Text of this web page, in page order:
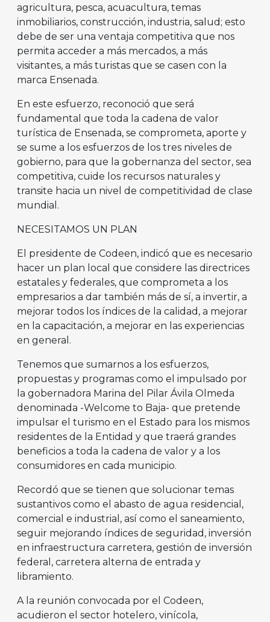
agricultura, pesca, acuacultura, temas
inmobiliarios, construcción, industria, salud; esto
debe de ser una ventaja competitiva que nos
permita acceder a más mercados, a más
visitantes, a más turistas que se casen con la
marca Ensenada.
En este esfuerzo, reconoció que será
fundamental que toda la cadena de valor
turística de Ensenada, se comprometa, aporte y
se sume a los esfuerzos de los tres niveles de
gobierno, para que la gobernanza del sector, sea
competitiva, cuide los recursos naturales y
transite hacia un nivel de competitividad de clase
mundial.
NECESITAMOS UN PLAN
El presidente de Codeen, indicó que es necesario
hacer un plan local que considere las directrices
estatales y federales, que comprometa a los
empresarios a dar también más de sí, a invertir, a
mejorar todos los índices de la calidad, a mejorar
en la capacitación, a mejorar en las experiencias
en general.
Tenemos que sumarnos a los esfuerzos,
propuestas y programas como el impulsado por
la gobernadora Marina del Pilar Ávila Olmeda
denominada -Welcome to Baja- que pretende
impulsar el turismo en el Estado para los mismos
residentes de la Entidad y que traerá grandes
beneficios a toda la cadena de valor y a los
consumidores en cada municipio.
Recordó que se tienen que solucionar temas
sustantivos como el abasto de agua residencial,
comercial e industrial, así como el saneamiento,
seguir mejorando índices de seguridad, inversión
en infraestructura carretera, gestión de inversión
federal, carretera alterna de entrada y
libramiento.
A la reunión convocada por el Codeen,
acudieron el sector hotelero, vinícola,